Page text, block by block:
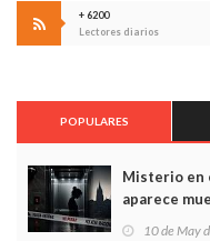
+ 6200
Lectores diarios
POPULARES
Misterio en
aparece
edificio y
10 de May